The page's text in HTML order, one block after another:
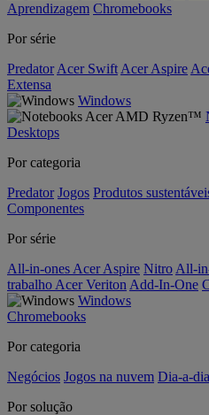
Aprendizagem Chromebooks
Por série
Predator Acer Swift Acer Aspire
Extensa
Windows
Desktops
Por categoria
Predator Jogos Produtos
Componentes
Por série
All-in-ones Acer Aspire Nitro All-
trabalho Acer Veriton Add-In-One
Windows
Chromebooks
Por categoria
Negócios Jogos na nuvem Dia-a-dia
Por solução